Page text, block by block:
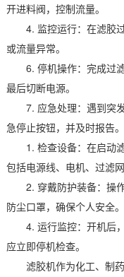
开进料阀，控制流量。
4. 监控运行：在滤胶过
或流量异常。
6. 停机操作：完成过滤
最后切断电源。
7. 应急处理：遇到突发
急停止按钮，并及时报告。
1. 检查设备：在启动滤
包括电源线、电机、过滤网
2. 穿戴防护装备：操作
防尘口罩，确保个人安全。
4. 运行监控：开机后，
应立即停机检查。
滤胶机作为化工、制药